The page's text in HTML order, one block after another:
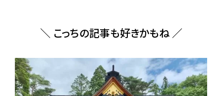
＼ こっちの記事も好きかもね ／